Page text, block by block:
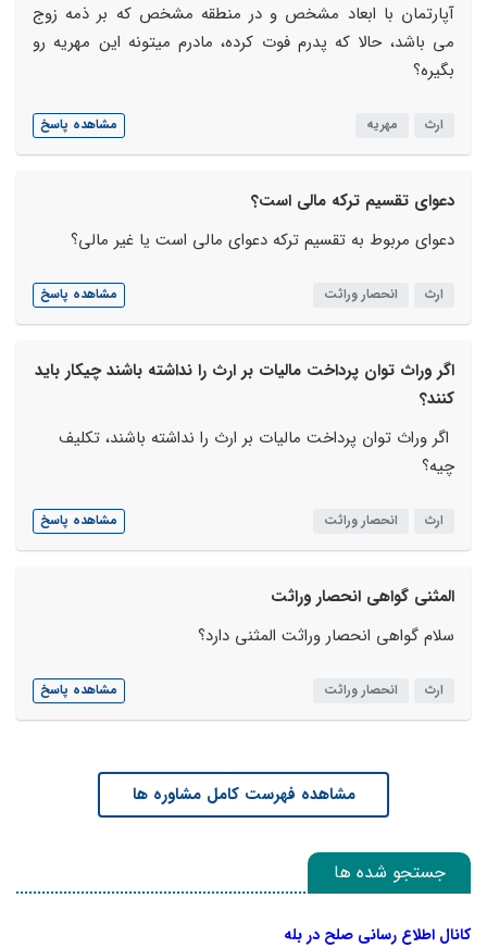
آپارتمان با ابعاد مشخص و در منطقه مشخص که بر ذمه زوج
می باشد، حالا که پدرم فوت کرده، مادرم میتونه این مهریه رو
بگیره؟
ارث مهریه مشاهده پاسخ
دعوای تقسیم ترکه مالی است؟
دعوای مربوط به تقسیم ترکه دعوای مالی است یا غیر مالی؟
ارث انحصار وراثت مشاهده پاسخ
اگر وراث توان پرداخت مالیات بر ارث را نداشته باشند چیکار باید
کنند؟
اگر وراث توان پرداخت مالیات بر ارث را نداشته باشند، تکلیف
چیه؟
ارث انحصار وراثت مشاهده پاسخ
المثنی گواهی انحصار وراثت
سلام گواهی انحصار وراثت المثنی دارد؟
ارث انحصار وراثت مشاهده پاسخ
مشاهده فهرست کامل مشاوره ها
جستجو شده ها
کانال اطلاع رسانی صلح در بله